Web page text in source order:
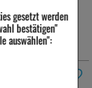
gesetzt werden
bestätigen"
auswählen":